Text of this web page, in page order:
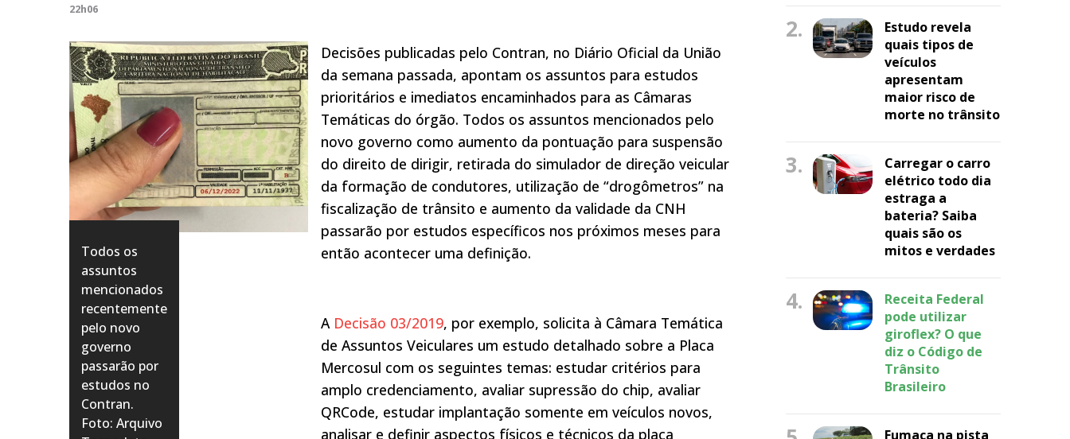
22h06
Todos os
assuntos
mencionados
recentemente
pelo novo
governo
passarão por
estudos no
Contran.
Foto: Arquivo
Decisões publicadas pelo Contran, no Diário Oficial da União
da semana passada, apontam os assuntos para estudos
prioritários e imediatos encaminhados para as Câmaras
Temáticas do órgão. Todos os assuntos mencionados pelo
novo governo como aumento da pontuação para suspensão
do direito de dirigir, retirada do simulador de direção veicular
da formação de condutores, utilização de “drogômetros” na
fiscalização de trânsito e aumento da validade da CNH
passarão por estudos específicos nos próximos meses para
então acontecer uma definição.
A Decisão 03/2019, por exemplo, solicita à Câmara Temática
de Assuntos Veiculares um estudo detalhado sobre a Placa
Mercosul com os seguintes temas: estudar critérios para
amplo credenciamento, avaliar supressão do chip, avaliar
QRCode, estudar implantação somente em veículos novos,
analisar e definir aspectos físicos e técnicos da placa
2.
Estudo revela
quais tipos de
veículos
apresentam
maior risco de
morte no trânsito
3.
Carregar o carro
elétrico todo dia
estraga a
bateria? Saiba
quais são os
mitos e verdades
4.
Receita Federal
pode utilizar
giroflex? O que
diz o Código de
Trânsito
Brasileiro
Fumaça na pista